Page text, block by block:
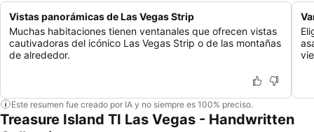
Vistas panorámicas de Las Vegas Strip
Muchas habitaciones tienen ventanales que ofrecen vistas
cautivadoras del icónico Las Vegas Strip o de las montañas
de alrededor.
Este resumen fue creado por IA y no siempre es 100% preciso.
Treasure Island TI Las Vegas - Handwritten